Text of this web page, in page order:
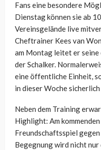
Fans eine besondere
Dienstag können sie ab
Vereinsgelände live
Cheftrainer Kees van
am Montag leitet er seine
der Schalker.
eine öffentliche Einheit,
in dieser Woche
Neben dem Training
Highlight: Am
Freundschaftsspiel
Begegnung wird nicht nur